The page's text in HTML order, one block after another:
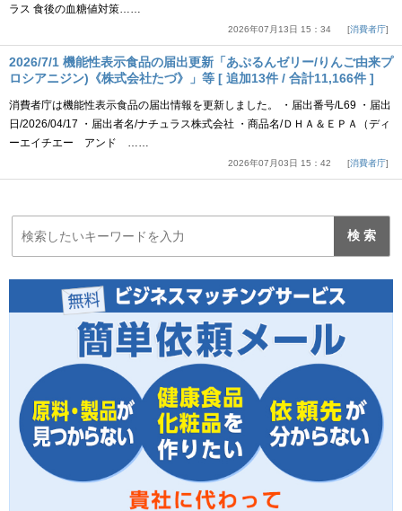
ラス 食後の血糖値対策……
2026年07月13日 15：34 消費者庁
2026/7/1 機能性表示食品の届出更新「あぷるんゼリー/りんご由来プ
ロシアニジン)《株式会社たづ》」等 [ 追加13件 / 合計11,166件 ]
消費者庁は機能性表示食品の届出情報を更新しました。 ・届出番号/L69 ・届出
日/2026/04/17 ・届出者名/ナチュラス株式会社 ・商品名/ＤＨＡ＆ＥＰＡ（ディ
ーエイチエー アンド ……
2026年07月03日 15：42 消費者庁